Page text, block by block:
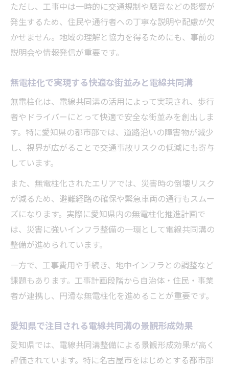
ただし、工事中は一時的に交通規制や騒音などの影響が
発生するため、住民や通行者への丁寧な説明や配慮が欠
かせません。地域の理解と協力を得るためにも、事前の
説明会や情報発信が重要です。
無電柱化で実現する快適な街並みと電線共同溝
無電柱化は、電線共同溝の活用によって実現され、歩行
者やドライバーにとって快適で安全な街並みを創出しま
す。特に愛知県の都市部では、道路沿いの障害物が減少
し、視界が広がることで交通事故リスクの低減にも寄与
しています。
また、無電柱化されたエリアでは、災害時の倒壊リスク
が減るため、避難経路の確保や緊急車両の通行もスムー
ズになります。実際に愛知県内の無電柱化推進計画で
は、災害に強いインフラ整備の一環として電線共同溝の
整備が進められています。
一方で、工事費用や手続き、地中インフラとの調整など
課題もあります。工事計画段階から自治体・住民・事業
者が連携し、円滑な無電柱化を進めることが重要です。
愛知県で注目される電線共同溝の景観形成効果
愛知県では、電線共同溝整備による景観形成効果が高く
評価されています。特に名古屋市をはじめとする都市部